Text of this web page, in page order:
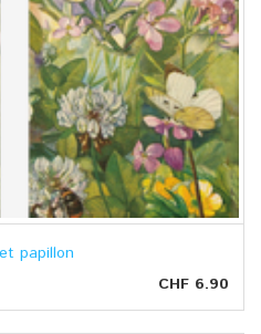
papillon
CHF 6.90